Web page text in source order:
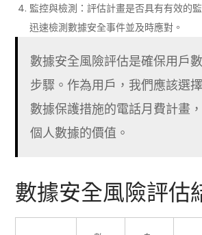
監控與檢測：評估計畫是否具有有效的
迅速檢測數據安全事件並及時應對。
數據安全風險評估是確保用戶
步驟。作為用戶，我們應該選
數據保護措施的電話月費計畫
個人數據的價值。
數據安全風險評估